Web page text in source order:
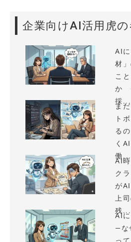
企業向けAI活用虎の
AI
材
こ
か
採...
ま
ト
る
く
働...
AI
ク
が
上
残...
AI
—な